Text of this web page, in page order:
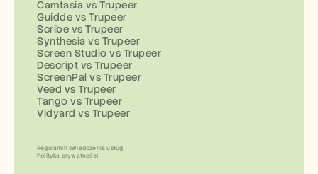
Camtasia vs Trupeer
Guidde vs Trupeer
Scribe vs Trupeer
Synthesia vs Trupeer
Screen Studio vs Trupeer
Descript vs Trupeer
ScreenPal vs Trupeer
Veed vs Trupeer
Tango vs Trupeer
Vidyard vs Trupeer
Regulamin świadczenia usług
Polityka prywatności